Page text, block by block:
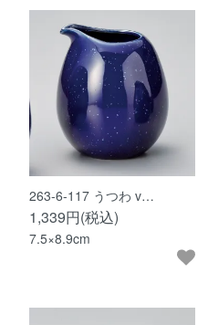
263-6-117 うつわ v…
1,339円(税込)
7.5×8.9cm